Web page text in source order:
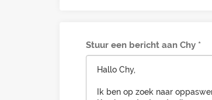
Stuur een bericht aan Chy